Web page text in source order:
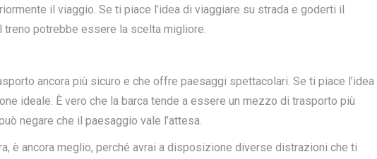
il viaggio. Se ti piace l’idea di viaggiare su strada e goderti il
potrebbe essere la scelta migliore.
ancora più sicuro e che offre paesaggi spettacolari. Se ti piace l’idea
ideale. È vero che la barca tende a essere un mezzo di trasporto più
negare che il paesaggio vale l’attesa.
è ancora meglio, perché avrai a disposizione diverse distrazioni che ti